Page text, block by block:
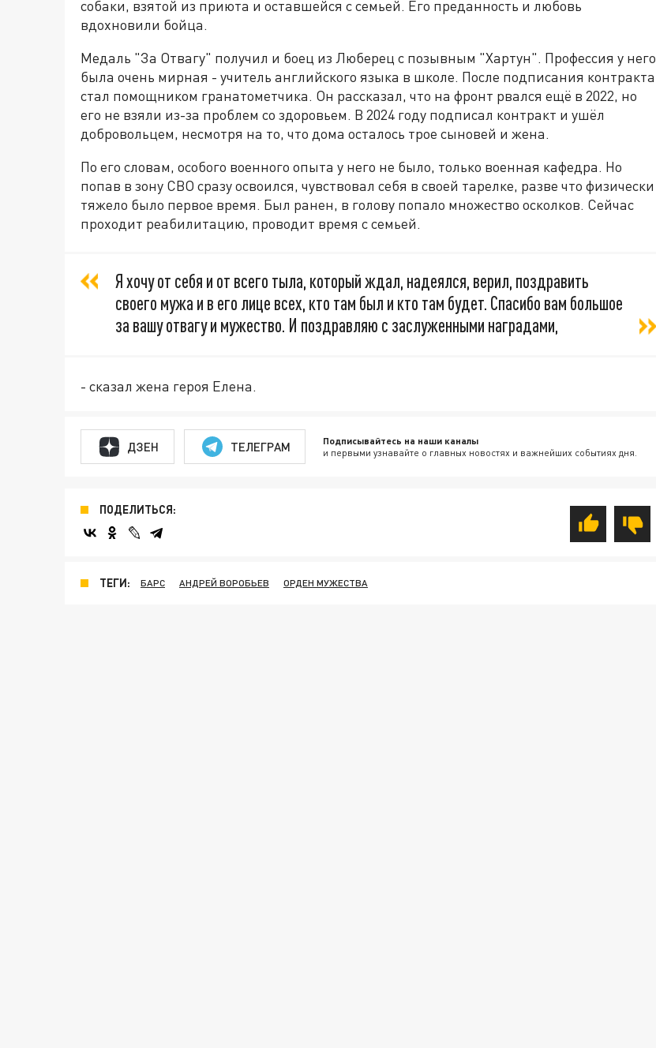
собаки, взятой из приюта и оставшейся с семьей. Его преданность и любовь
вдохновили бойца.
Медаль "За Отвагу" получил и боец из Люберец с позывным "Хартун". Профессия у него
была очень мирная - учитель английского языка в школе. После подписания контракта
стал помощником гранатометчика. Он рассказал, что на фронт рвался ещё в 2022, но
его не взяли из-за проблем со здоровьем. В 2024 году подписал контракт и ушёл
добровольцем, несмотря на то, что дома осталось трое сыновей и жена.
По его словам, особого военного опыта у него не было, только военная кафедра. Но
попав в зону СВО сразу освоился, чувствовал себя в своей тарелке, разве что физически
тяжело было первое время. Был ранен, в голову попало множество осколков. Сейчас
проходит реабилитацию, проводит время с семьей.
Я хочу от себя и от всего тыла, который ждал, надеялся, верил, поздравить
своего мужа и в его лице всех, кто там был и кто там будет. Спасибо вам большое
за вашу отвагу и мужество. И поздравляю с заслуженными наградами,
- сказал жена героя Елена.
ДЗЕН ТЕЛЕГРАМ Подписывайтесь на наши каналы
и первыми узнавайте о главных новостях и важнейших событиях дня.
ПОДЕЛИТЬСЯ:
ТЕГИ: БАРС АНДРЕЙ ВОРОБЬЕВ ОРДЕН МУЖЕСТВА